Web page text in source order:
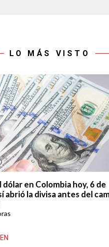
LO MÁS VISTO
dólar en Colombia hoy, 6 de
abrió la divisa antes del